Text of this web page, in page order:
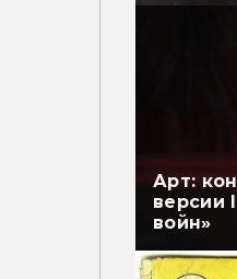
Арт:
версии
войн»